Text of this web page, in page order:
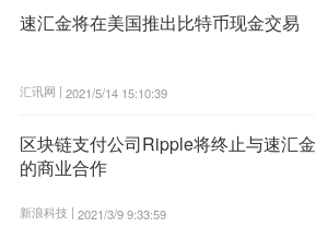
速汇金将在美国推出比特币现金交易
汇讯网 | 2021/5/14 15:10:39
区块链支付公司Ripple将终止与速汇金
的商业合作
新浪科技 | 2021/3/9 9:33:59